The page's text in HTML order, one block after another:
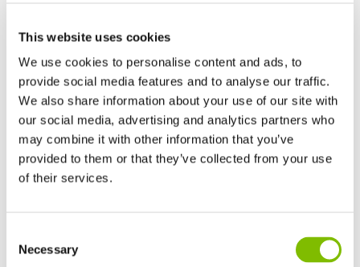
This website uses cookies
We use cookies to personalise content and ads, to
provide social media features and to analyse our traffic.
We also share information about your use of our site with
our social media, advertising and analytics partners who
may combine it with other information that you’ve
provided to them or that they’ve collected from your use
of their services.
Selection
Necessary
Actualités Nifty
Le Niftylift HR12 4x4 (MK2)
sélectionné pour le prix du nouveau
produit
Le Niftylift HR12 4x4 (MK2) a été sélectionné pour le prix du
Etats-Unis